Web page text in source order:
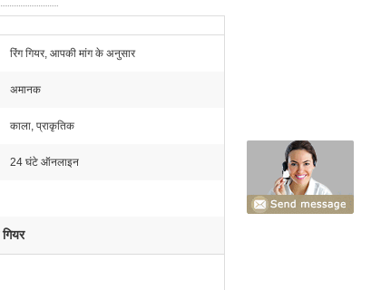
रिंग गियर, आपकी मांग के अनुसार
अमानक
काला, प्राकृतिक
24 घंटे ऑनलाइन